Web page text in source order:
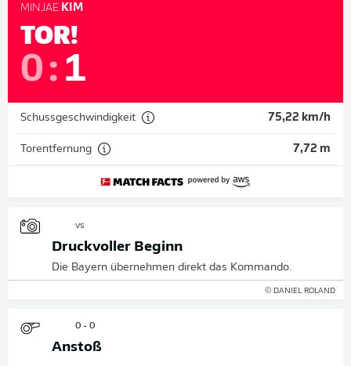
MINJAE KIM
TOR!
0: 1
Schussgeschwindigkeit 75,22 km/h
Torentfernung 7,72 m
vs
Druckvoller Beginn
Die Bayern übernehmen direkt das Kommando.
© DANIEL ROLAND
0 - 0
Anstoß